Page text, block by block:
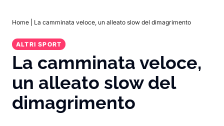
Home La camminata veloce, un alleato slow del dimagrimento
ALTRI SPORT
La camminata veloce,
un alleato slow del
dimagrimento